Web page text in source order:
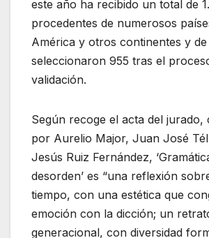
este año ha recibido un total de
procedentes de numerosos
América y otros continentes y de
seleccionaron 955 tras el
validación.
Según recoge el acta del jurado,
por Aurelio Major, Juan José
Jesús Ruiz Fernández,
desorden’ es “una reflexión
tiempo, con una estética que
emoción con la dicción; un
generacional, con diversidad